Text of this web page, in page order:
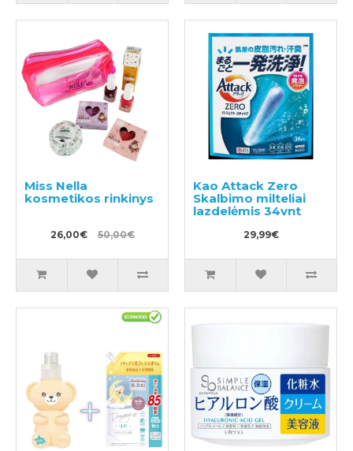
Miss Nella
kosmetikos rinkinys
26,00€ 50,00€
Kao Attack Zero
Skalbimo milteliai
lazdelėmis 34vnt
29,99€